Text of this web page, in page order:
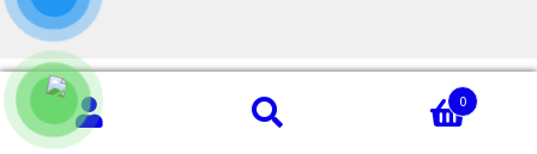
Tìm
Tìm
0